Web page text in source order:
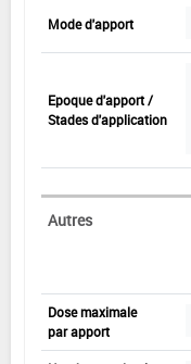
Mode d'apport
Epoque d'apport /
Stades d'application
Autres
Dose maximale
par apport